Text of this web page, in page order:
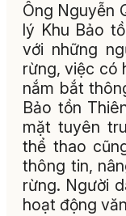
Ông Nguyễn
lý Khu Bảo
với những
rừng, việc có
nắm bắt
Bảo tồn
mặt tuyên
thể thao
thông tin,
rừng. Người
hoạt động